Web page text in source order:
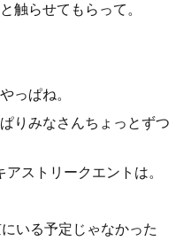
触らせてもらって。
っぱね。
りみなさんちょっとずつ
ストリークエントは。
いる予定じゃなかった